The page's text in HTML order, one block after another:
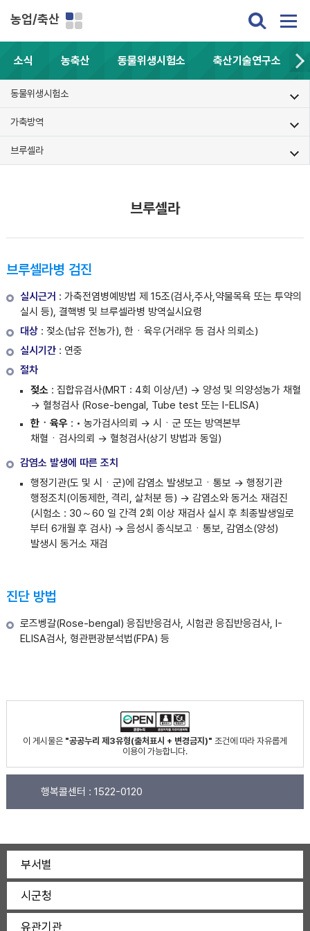
농업/축산
소식 농축산 동물위생시험소 축산기술연구소
동물위생시험소
가축방역
브루셀라
브루셀라
브루셀라병 검진
실시근거 : 가축전염병예방법 제 15조(검사,주사,약물목욕 또는 투약의
실시 등), 결핵병 및 브루셀라병 방역실시요령
대상: 젖소(납유 전농가), 한ㆍ육우(거래우 등 검사 의뢰소)
실시기간: 연중
절차
젖소: 집합유검사(MRT : 4회 이상/년) → 양성 및 의양성농가 채혈
→ 혈청검사 (Rose-bengal, Tube test 또는 I-ELISA)
한ㆍ육우: • 농가검사의뢰 → 시ㆍ군 또는 방역본부
채혈ㆍ검사의뢰 → 혈청검사(상기 방법과 동일)
감염소 발생에 따른 조치
행정기관(도 및 시ㆍ군)에 감염소 발생보고ㆍ통보 → 행정기관
행정조치(이동제한, 격리, 살처분 등) → 감염소와 동거소 재검진
(시험소 : 30～60 일 간격 2회 이상 재검사 실시 후 최종발생일로
부터 6개월 후 검사) → 음성시 종식보고ㆍ통보, 감염소(양성)
발생시 동거소 재검
진단 방법
로즈벵갈(Rose-bengal) 응집반응검사, 시험관 응집반응검사, I-
ELISA검사, 형관편광분석법(FPA) 등
이 게시물은 "공공누리 제3유형(출처표시 + 변경금지)" 조건에 따라 자유롭게
이용이 가능합니다.
행복콜센터 : 1522-0120
부서별
시군청
유관기관